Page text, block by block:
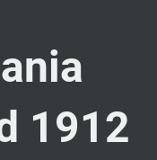
1912